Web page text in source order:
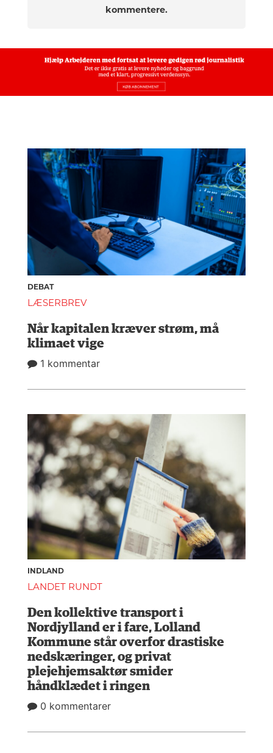
kommentere.
DEBAT
LÆSERBREV
Når kapitalen kræver strøm, må
klimaet vige
1 kommentar
INDLAND
LANDET RUNDT
Den kollektive transport i
Nordjylland er i fare, Lolland
Kommune står overfor drastiske
nedskæringer, og privat
plejehjemsaktør smider
håndklædet i ringen
0 kommentarer